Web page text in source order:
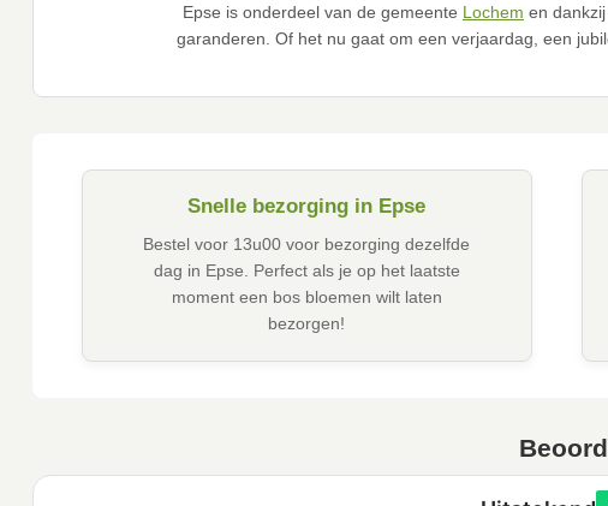
Epse is onderdeel van de gemeente Lochem en
garanderen. Of het nu gaat om een verjaardag, een
Snelle bezorging in Epse
Bestel voor 13u00 voor bezorging dezelfde
dag in Epse. Perfect als je op het laatste
moment een bos bloemen wilt laten
bezorgen!